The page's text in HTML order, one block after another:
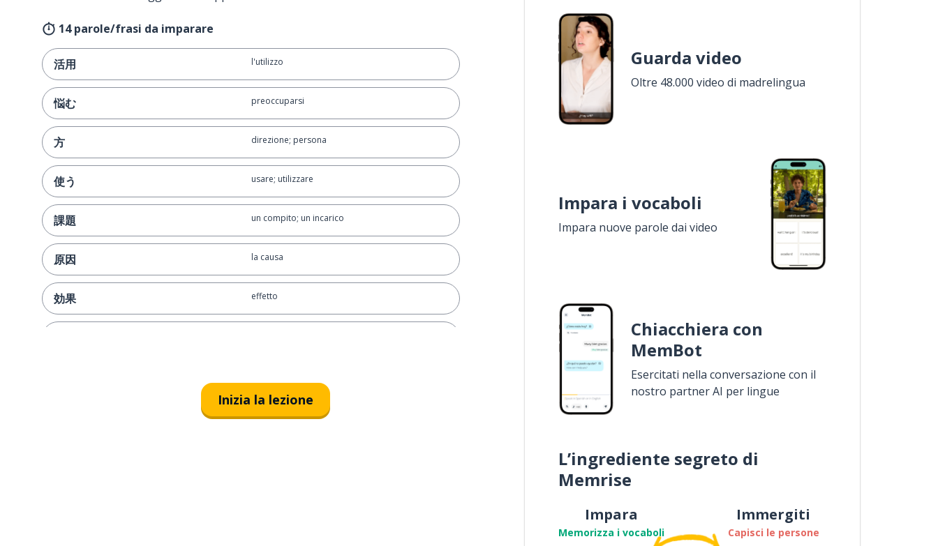
14 parole/frasi da imparare
活用 l'utilizzo
悩む preoccuparsi
方 direzione; persona
使う usare; utilizzare
課題 un compito; un incarico
原因 la causa
効果 effetto
Inizia la lezione
Guarda video
Oltre 48.000 video di madrelingua
Impara i vocaboli
Impara nuove parole dai video
Chiacchiera con
MemBot
Esercitati nella conversazione con il
nostro partner AI per lingue
L’ingrediente segreto di
Memrise
Impara
Memorizza i vocaboli
Immergiti
Capisci le persone